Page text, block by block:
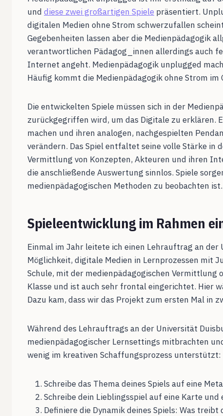
und diese zwei großartigen Spiele präsentiert.
digitalen Medien ohne Strom schwerzufallen
Gegebenheiten lassen aber die Medienpädagogik
verantwortlichen Pädagog_innen allerdings auch
Internet angeht. Medienpädagogik unplugged
Häufig kommt die Medienpädagogik ohne Strom im
Die entwickelten Spiele müssen sich in der
zurückgegriffen wird, um das Digitale zu erklären.
machen und ihren analogen, nachgespielten
verändern. Das Spiel entfaltet seine volle Stärke in
Vermittlung von Konzepten, Akteuren und ihren
die anschließende Auswertung sinnlos. Spiele
medienpädagogischen Methoden zu beobachten ist.
Spieleentwicklung im Rahmen
Einmal im Jahr leitete ich einen Lehrauftrag an
Möglichkeit, digitale Medien in Lernprozessen mit
Schule, mit der medienpädagogischen Vermittlung
Klasse und ist auch sehr frontal eingerichtet. Hier
Dazu kam, dass wir das Projekt zum ersten Mal in
Während des Lehrauftrags an der Universität
medienpädagogischer Lernsettings mitbrachten
wenig im kreativen Schaffungsprozess unterstützt:
Schreibe das Thema deines Spiels auf eine
Schreibe dein Lieblingsspiel auf eine Karte
Definiere die Dynamik deines Spiels: Was